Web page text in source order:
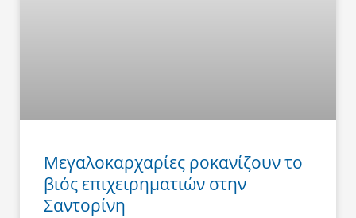
Μεγαλοκαρχαρίες ροκανίζουν το
βιός επιχειρηματιών στην
Σαντορίνη